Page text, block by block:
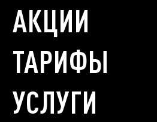
АКЦИИ
ТАРИФЫ
УСЛУГИ